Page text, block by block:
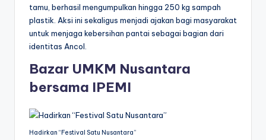
tamu, berhasil mengumpulkan hingga 250 kg sampah
plastik. Aksi ini sekaligus menjadi ajakan bagi masyarakat
untuk menjaga kebersihan pantai sebagai bagian dari
identitas Ancol.
Bazar UMKM Nusantara
bersama IPEMI
Hadirkan “Festival Satu Nusantara”